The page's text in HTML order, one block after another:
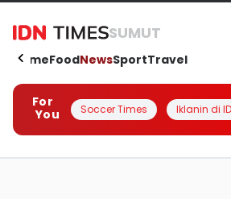
SUMUT
HomeFoodNewsSportTravel
For
You
Soccer Times Iklanin di